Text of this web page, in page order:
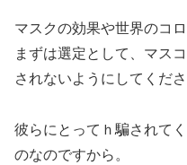
マスクの効果や世界のコロ
まずは選定として、マス
されないようにしてくださ
彼らにとってｈ騙されて
のなのですから。